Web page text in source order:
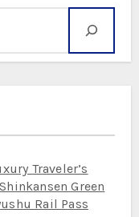
Traveler’s
Green
Rail Pass